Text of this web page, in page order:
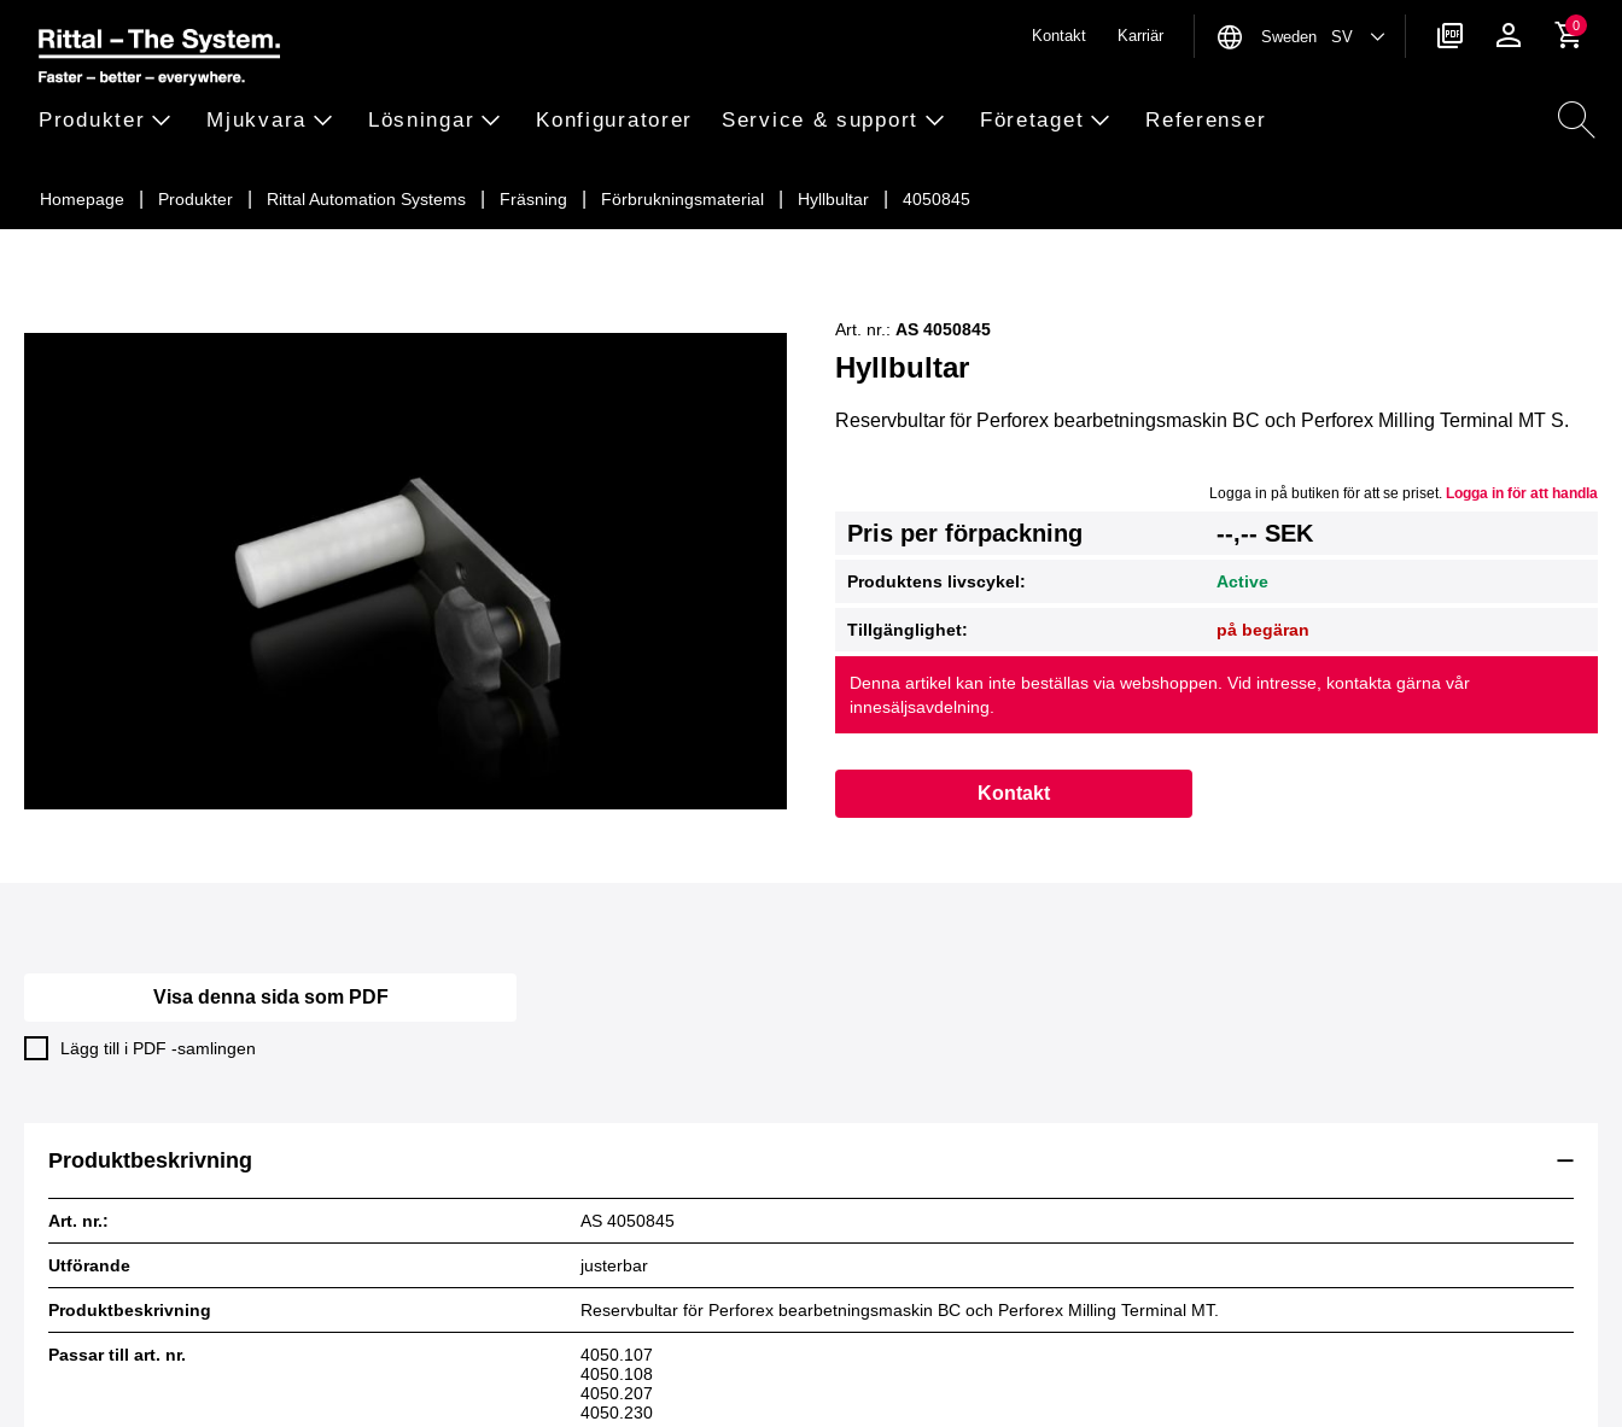
Homepage Produkter Rittal Automation Systems Fräsning Förbrukningsmaterial Hyllbultar 4050845
Produkter Mjukvara Lösningar Konfiguratorer Service & support Företaget Referenser
Kontakt Karriär Sweden SV
0
Hyllbultar
Art. nr.: AS 4050845
Reservbultar för Perforex bearbetningsmaskin BC och Perforex Milling Terminal MT S.
Logga in på butiken för att se priset. Logga in för att handla
Pris per förpackning --,-- SEK
Produktens livscykel: Active
Tillgänglighet: på begäran
Denna artikel kan inte beställas via webshoppen. Vid intresse, kontakta gärna vår
innesäljsavdelning.
Kontakt
Visa denna sida som PDF
Lägg till i PDF -samlingen
Produktbeskrivning
Art. nr.: AS 4050845
Utförande justerbar
Produktbeskrivning Reservbultar för Perforex bearbetningsmaskin BC och Perforex Milling Terminal MT.
Passar till art. nr.
4050.107
4050.108
4050.207
4050.230